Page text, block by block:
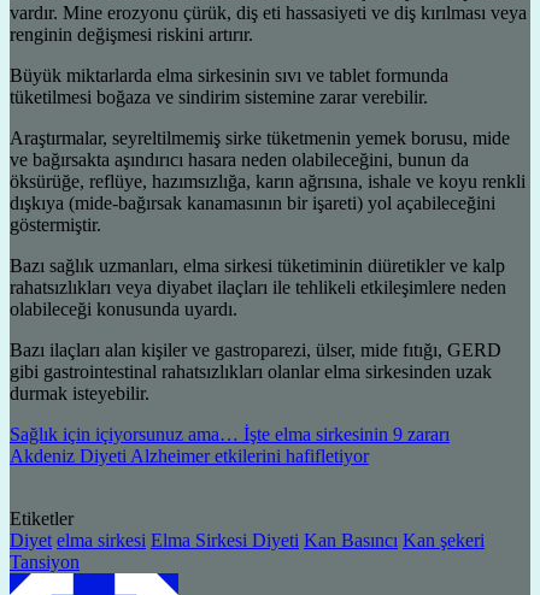
vardır. Mine erozyonu çürük, diş eti hassasiyeti ve diş kırılması veya
renginin değişmesi riskini artırır.
Büyük miktarlarda elma sirkesinin sıvı ve tablet formunda
tüketilmesi boğaza ve sindirim sistemine zarar verebilir.
Araştırmalar, seyreltilmemiş sirke tüketmenin yemek borusu, mide
ve bağırsakta aşındırıcı hasara neden olabileceğini, bunun da
öksürüğe, reflüye, hazımsızlığa, karın ağrısına, ishale ve koyu renkli
dışkıya (mide-bağırsak kanamasının bir işareti) yol açabileceğini
göstermiştir.
Bazı sağlık uzmanları, elma sirkesi tüketiminin diüretikler ve kalp
rahatsızlıkları veya diyabet ilaçları ile tehlikeli etkileşimlere neden
olabileceği konusunda uyardı.
Bazı ilaçları alan kişiler ve gastroparezi, ülser, mide fıtığı, GERD
gibi gastrointestinal rahatsızlıkları olanlar elma sirkesinden uzak
durmak isteyebilir.
Sağlık için içiyorsunuz ama… İşte elma sirkesinin 9 zararı
Akdeniz Diyeti Alzheimer etkilerini hafifletiyor
Etiketler
Diyet elma sirkesi Elma Sirkesi Diyeti Kan Basıncı Kan şekeri
Tansiyon